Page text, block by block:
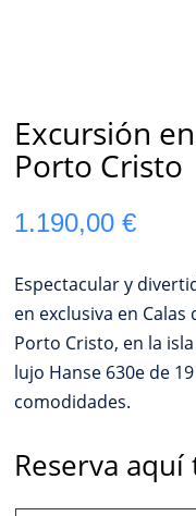
Excursión
Porto Cristo
1.190,00€
Espectacular y
en exclusiva en
Porto Cristo, en la
lujo Hanse 630e de
comodidades.
Reserva